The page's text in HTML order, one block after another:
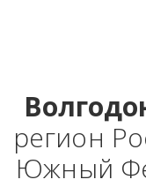
регион
Южный